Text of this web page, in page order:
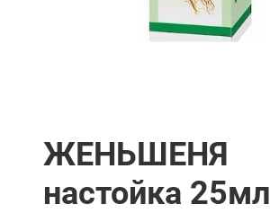
ЖЕНЬШЕНЯ
настойка 25мл